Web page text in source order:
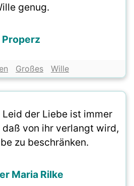
genug.
Properz
Großes Wille
Leid der Liebe ist immer
von ihr verlangt wird,
zu beschränken.
Maria Rilke